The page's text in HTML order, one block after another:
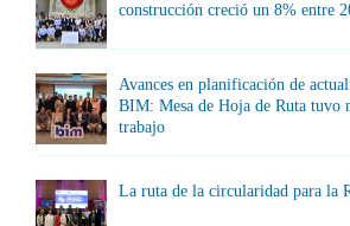
construcción creció un 8% entre
Avances en planificación de
BIM: Mesa de Hoja de Ruta tuvo
trabajo
La ruta de la circularidad para la